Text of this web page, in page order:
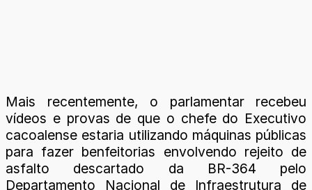
Mais recentemente, o parlamentar recebeu
vídeos e provas de que o chefe do Executivo
cacoalense estaria utilizando máquinas públicas
para fazer benfeitorias envolvendo rejeito de
asfalto descartado da BR-364 pelo
Departamento Nacional de Infraestrutura de